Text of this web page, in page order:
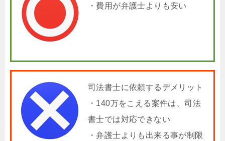
・費用が弁護士よりも安い
司法書士に依頼するデメリット
・140万をこえる案件は、司法
書士では対応できない
・弁護士よりも出来る事が制限